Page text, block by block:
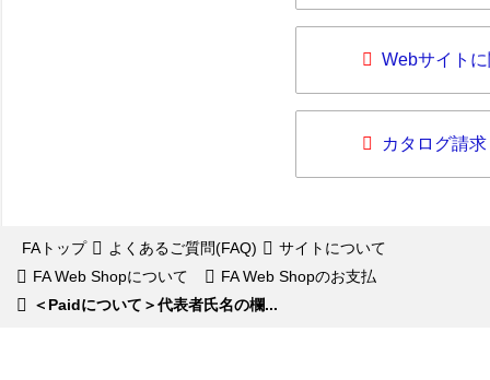
Webサイト
カタログ請求
FAトップ よくあるご質問(FAQ)
サイトについて
FA Web Shopについて
FA Web Shopのお支払
＜Paidについて＞代表者氏名の欄...